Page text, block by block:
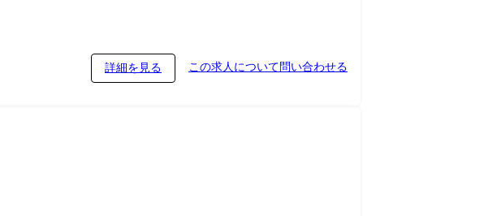
詳細を見る この求人について問い合わせる